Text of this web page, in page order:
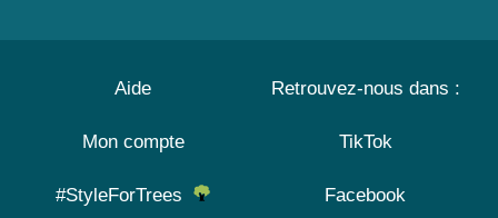
Aide
Mon compte
#StyleForTrees
Retrouvez-nous dans :
TikTok
Facebook